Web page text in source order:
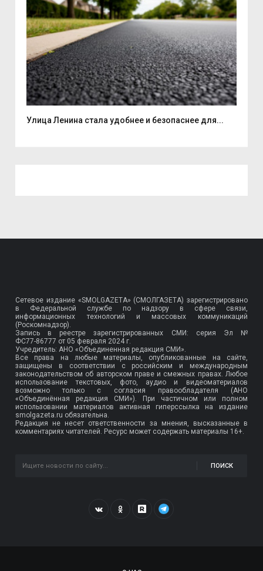
Улица Ленина стала удобнее и безопаснее для...
Сетевое издание «SMOLGAZETA» (СМОЛГАЗЕТА) зарегистрировано
в Федеральной службе по надзору в сфере связи,
информационных технологий и массовых коммуникаций
(Роскомнадзор).
Запись в реестре зарегистрированных СМИ: серия Эл №
ФС77-86777 от 05 февраля 2024 г.
Учредитель: АНО «Объединенная редакция СМИ».
Все права на любые материалы, опубликованные на сайте,
защищены в соответствии с российским и международным
законодательством об авторском праве и смежных правах. Любое
использование текстовых, фото, аудио и видеоматериалов
возможно только с согласия правообладателя (АНО
«Объединённая редакция СМИ»). При частичном или полном
использовании материалов активная гиперссылка на издание
smolgazeta.ru обязательна.
Редакция не несет ответственности за мнения, высказанные в
комментариях читателей. Ресурс может содержать материалы 16+.
ПОИСК